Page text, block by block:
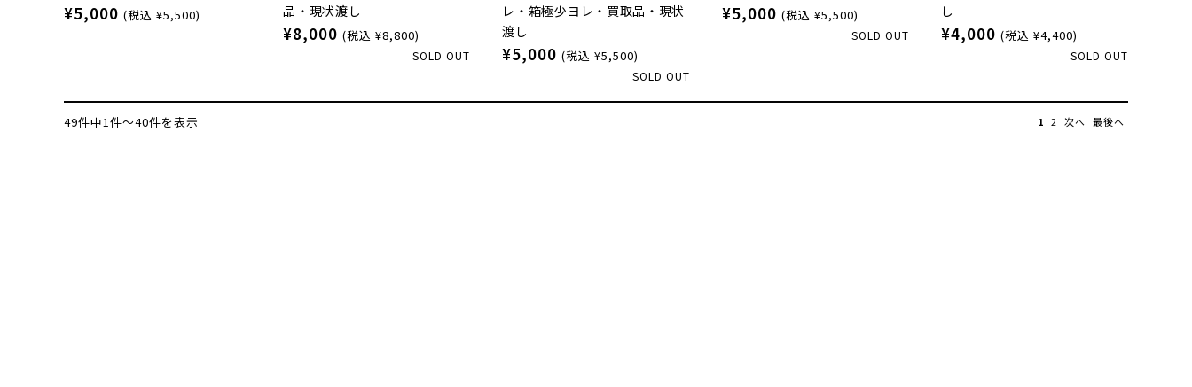
¥5,000 (税込 ¥5,500)
品・現状渡し
¥8,000 (税込 ¥8,800)
SOLD OUT
レ・箱極少ヨレ・買取品・現状
渡し
¥5,000 (税込 ¥5,500)
SOLD OUT
¥5,000 (税込 ¥5,500)
SOLD OUT
し
¥4,000 (税込 ¥4,400)
SOLD OUT
49件中1件～40件を表示 1 2 次へ 最後へ